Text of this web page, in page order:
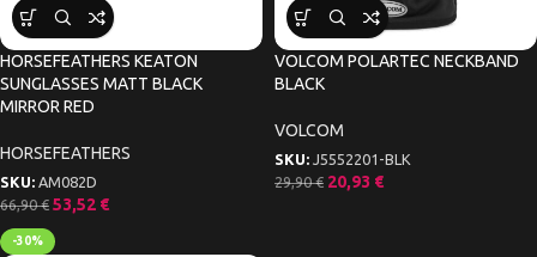
HORSEFEATHERS KEATON
SUNGLASSES MATT BLACK
MIRROR RED
HORSEFEATHERS
SKU: AM082D
66,90€ 53,52 €
VOLCOM POLARTEC NECKBAND
BLACK
VOLCOM
SKU: J5552201-BLK
29,90€ 20,93 €
-30%